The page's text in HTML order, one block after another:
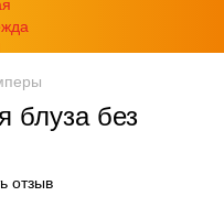
блуза без
отзыв